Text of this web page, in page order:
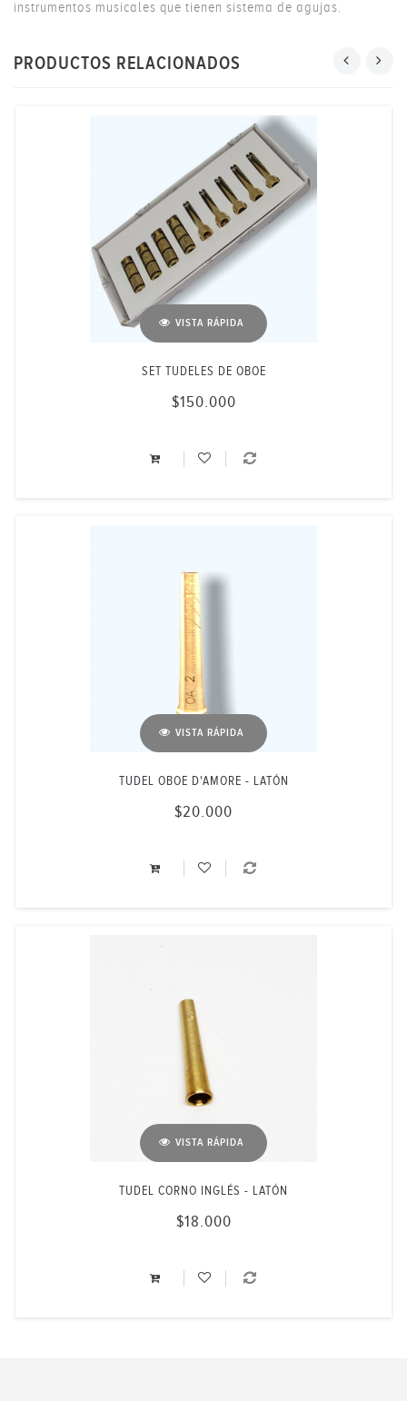
instrumentos musicales que tienen sistema de agujas.
PRODUCTOS RELACIONADOS
VISTA RÁPIDA
SET TUDELES DE OBOE
$150.000
VISTA RÁPIDA
TUDEL OBOE D'AMORE - LATÓN
$20.000
VISTA RÁPIDA
TUDEL CORNO INGLÉS - LATÓN
$18.000